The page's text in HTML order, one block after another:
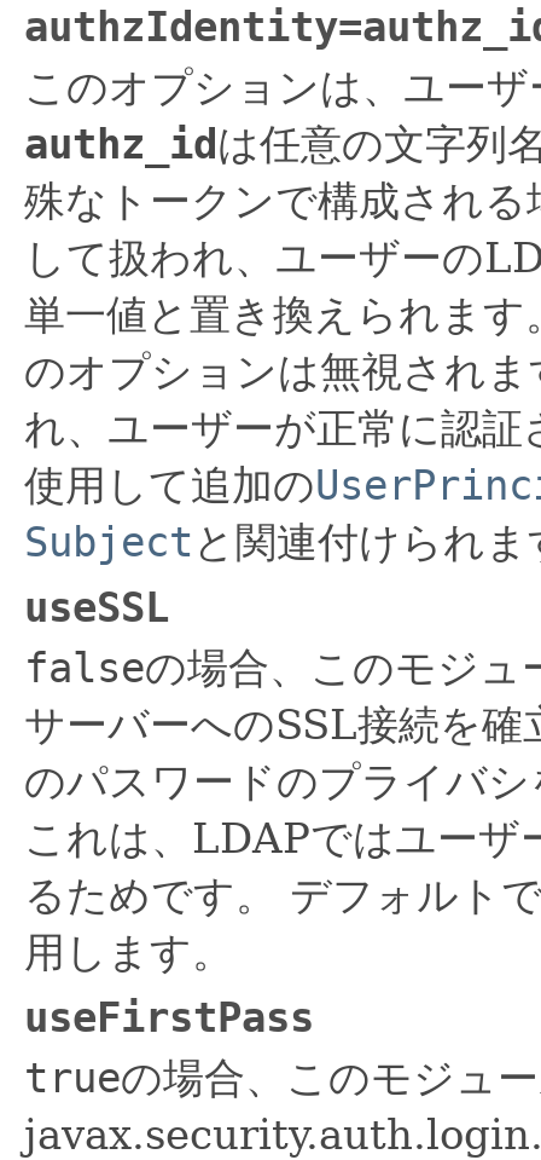
authzIdentity=
このオプションは、ユー
authz_idは任意の文字列
殊なトークンで構成され
して扱われ、ユーザーの
単一値と置き換えられます
のオプションは無視されま
れ、ユーザーが正常に認
使用して追加の
Subject と関連付けられま
useSSL
falseの場合、このモジ
サーバーへのSSL接続を確
のパスワードのプライバ
これは、LDAPではユーザ
るためです。
デフォルト
用します。
useFirstPass
trueの場合、このモジュ